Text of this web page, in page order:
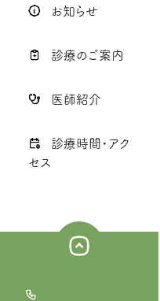
お知らせ
診療のご案内
医師紹介
診療時間・アク
セス